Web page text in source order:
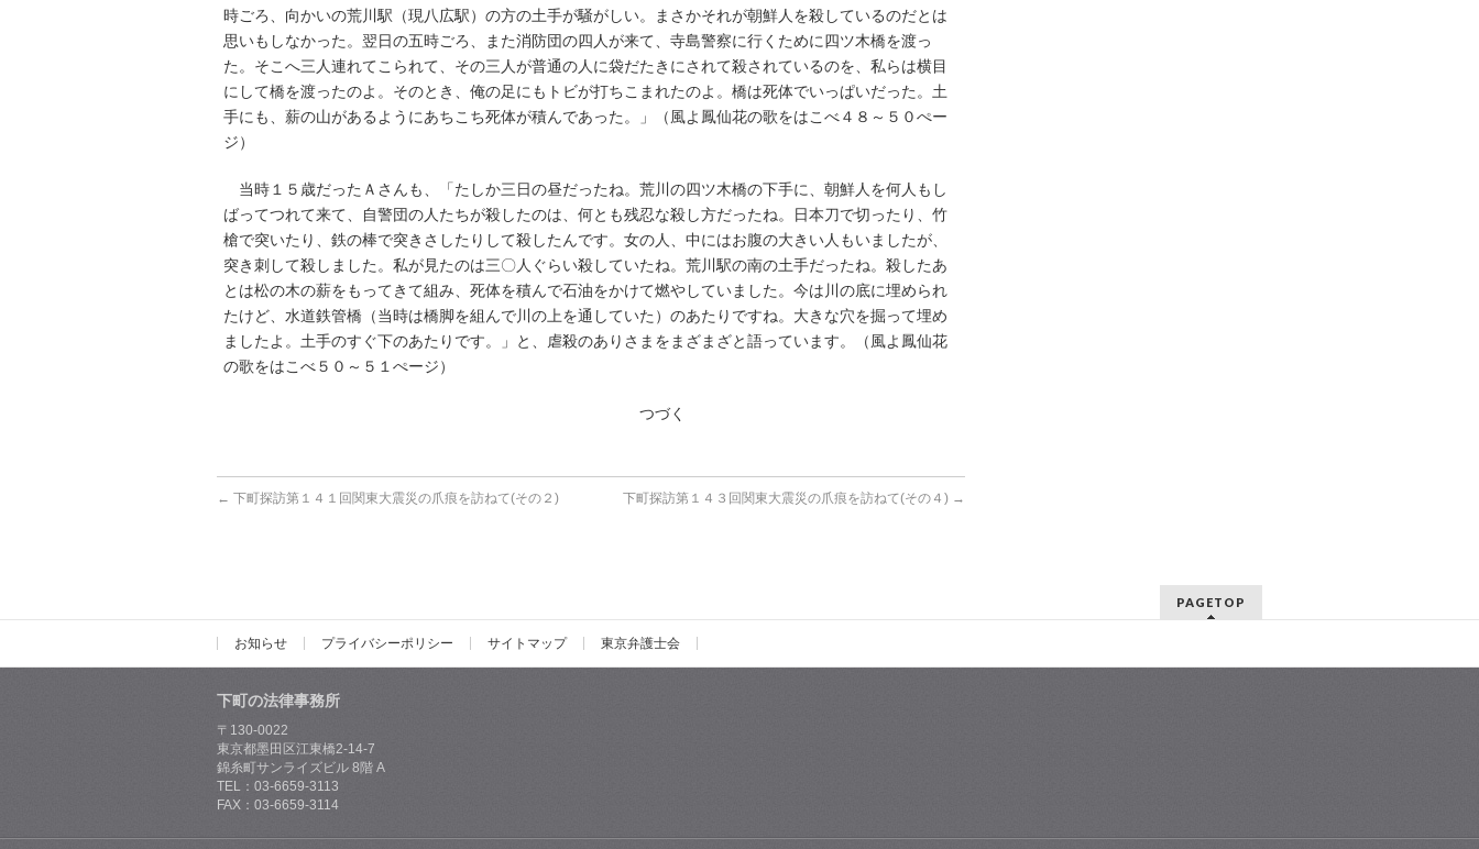
時ごろ、向かいの荒川駅（現八広駅）の方の土手が騒がしい。まさかそれが朝鮮人を殺しているのだとは
思いもしなかった。翌日の五時ごろ、また消防団の四人が来て、寺島警察に行くために四ツ木橋を渡っ
た。そこへ三人連れてこられて、その三人が普通の人に袋だたきにされて殺されているのを、私らは横目
にして橋を渡ったのよ。そのとき、俺の足にもトビが打ちこまれたのよ。橋は死体でいっぱいだった。土
手にも、薪の山があるようにあちこち死体が積んであった。」（風よ鳳仙花の歌をはこべ４８～５０ぺー
ジ）
当時１５歳だったＡさんも、「たしか三日の昼だったね。荒川の四ツ木橋の下手に、朝鮮人を何人もし
ばってつれて来て、自警団の人たちが殺したのは、何とも残忍な殺し方だったね。日本刀で切ったり、竹
槍で突いたり、鉄の棒で突きさしたりして殺したんです。女の人、中にはお腹の大きい人もいましたが、
突き刺して殺しました。私が見たのは三〇人ぐらい殺していたね。荒川駅の南の土手だったね。殺したあ
とは松の木の薪をもってきて組み、死体を積んで石油をかけて燃やしていました。今は川の底に埋められ
たけど、水道鉄管橋（当時は橋脚を組んで川の上を通していた）のあたりですね。大きな穴を掘って埋め
ましたよ。土手のすぐ下のあたりです。」と、虐殺のありさまをまざまざと語っています。（風よ鳳仙花
の歌をはこべ５０～５１ぺージ）
つづく
← 下町探訪第１４１回関東大震災の爪痕を訪ねて(その２) 下町探訪第１４３回関東大震災の爪痕を訪ねて(その４) →
PAGETOP
お知らせ プライバシーポリシー サイトマップ 東京弁護士会
下町の法律事務所
〒130-0022
東京都墨田区江東橋2-14-7
錦糸町サンライズビル 8階 A
TEL：03-6659-3113
FAX：03-6659-3114